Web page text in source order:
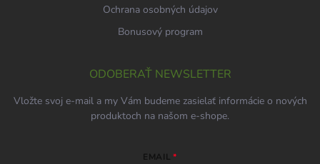
Ochrana osobných údajov
Bonusový program
ODOBERAŤ NEWSLETTER
Vložte svoj e-mail a my Vám budeme zasielať informácie o nových
produktoch na našom e-shope.
EMAIL